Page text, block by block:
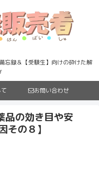
忘録＆【受験生】向けの砕けた解
お問い合わせ
品の効き目や安
その８】